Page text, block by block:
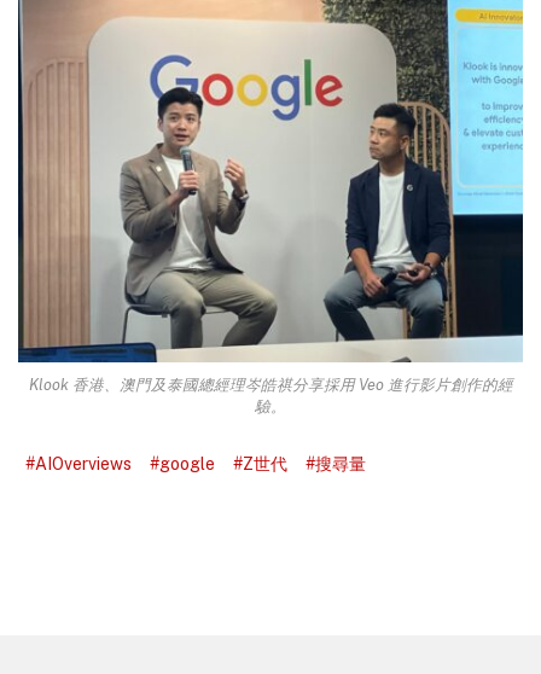
Klook 香港、澳門及泰國總經理岑皓祺分享採用 Veo 進行影片創作的經
驗。
#AIOverviews #google #Z世代 #搜尋量